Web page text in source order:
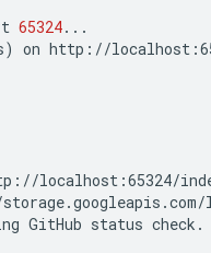
65324...
) on http://
localhost:65324/
GitHub status check.